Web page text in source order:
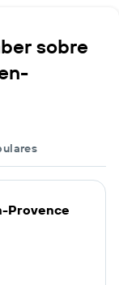
sobre
Provence